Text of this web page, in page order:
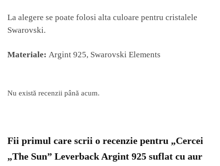
La alegere se poate folosi alta culoare pentru cristalele
Swarovski.
Materiale: Argint 925, Swarovski Elements
Nu există recenzii până acum.
Fii primul care scrii o recenzie pentru „Cercei
„The Sun” Leverback Argint 925 suflat cu aur